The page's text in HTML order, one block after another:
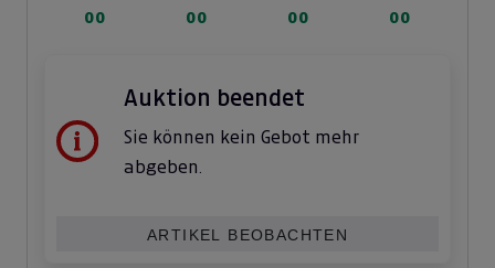
00 00 00 00
Auktion beendet
Sie können kein Gebot mehr
abgeben.
ARTIKEL BEOBACHTEN